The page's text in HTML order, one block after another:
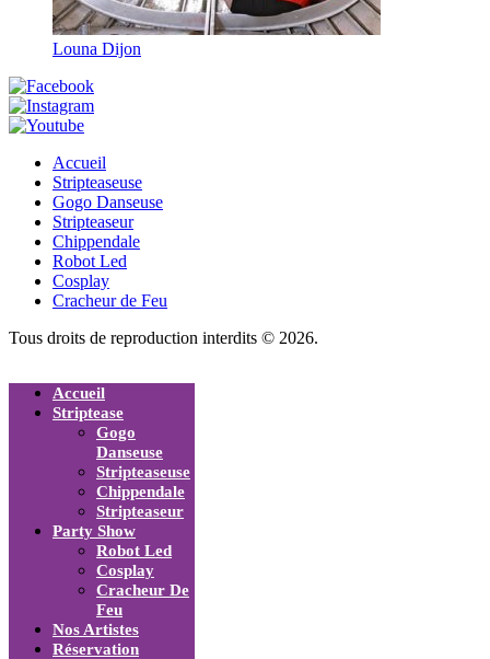
Louna Dijon
Accueil
Stripteaseuse
Gogo Danseuse
Stripteaseur
Chippendale
Robot Led
Cosplay
Cracheur de Feu
Tous droits de reproduction interdits © 2026.
Accueil
Striptease
Gogo
Danseuse
Stripteaseuse
Chippendale
Stripteaseur
Party Show
Robot Led
Cosplay
Cracheur De
Feu
Nos Artistes
Réservation